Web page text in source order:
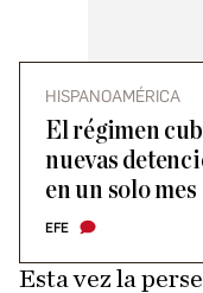
HISPANOAMÉRICA
El régimen
nuevas
en un solo mes
EFE
Esta vez la